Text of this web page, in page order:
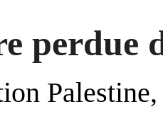
perdue